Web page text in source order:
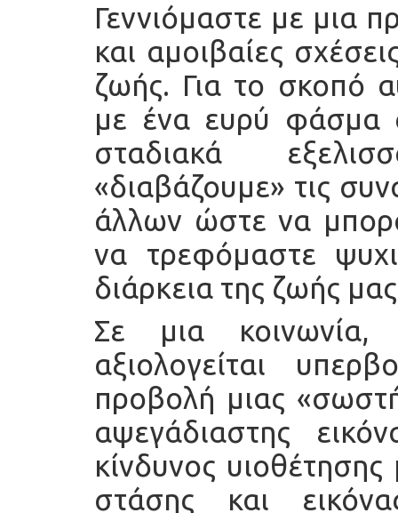
Γεννιόμαστε με μια
και αμοιβαίες
ζωής. Για το σκοπό
με ένα ευρύ φάσμα
σταδιακά
«διαβάζουμε» τις
άλλων ώστε να
να τρεφόμαστε
διάρκεια της ζωής
Σε μια
αξιολογείται
προβολή μιας
αψεγάδιαστης
κίνδυνος
στάσης και